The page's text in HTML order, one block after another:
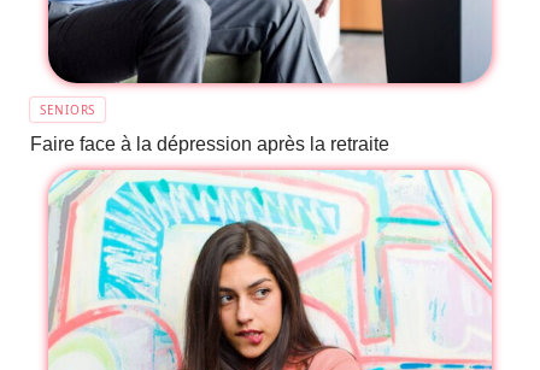
SENIORS
Faire face à la dépression après la retraite